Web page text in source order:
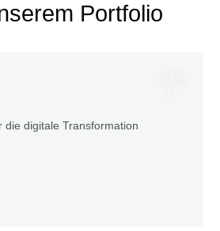
Portfolio
die digitale Transformation